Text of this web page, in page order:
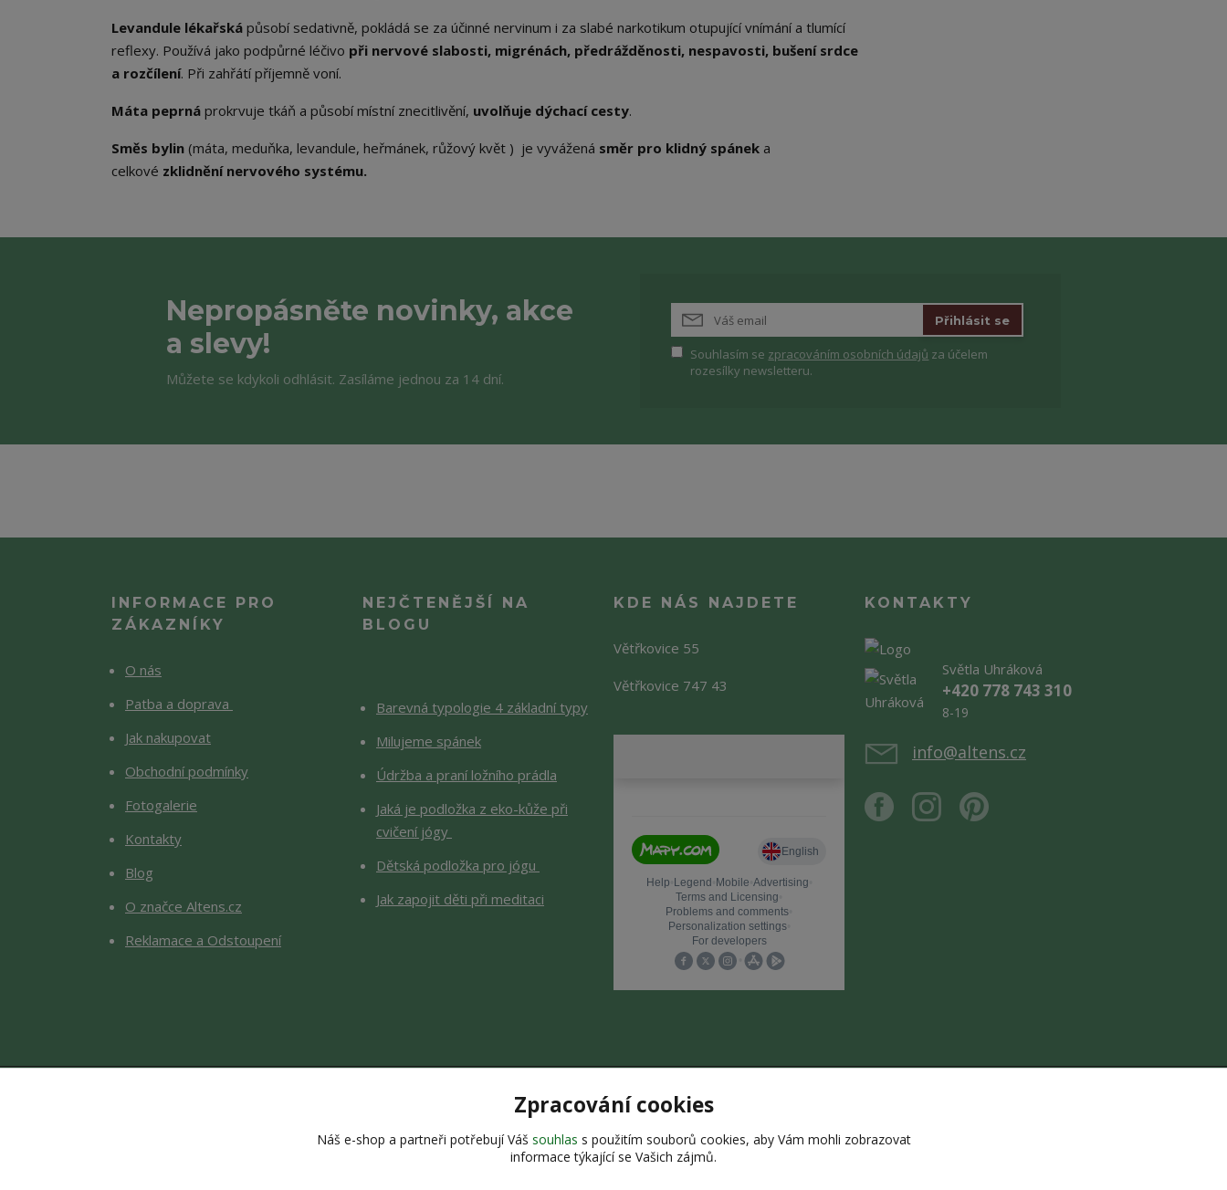
Levandule lékařská působí sedativně, pokládá se za účinné nervinum i za slabé narkotikum otupující vnímání a tlumící
reflexy. Používá jako podpůrné léčivo při nervové slabosti, migrénách, předrážděnosti, nespavosti, bušení srdce
a rozčílení. Při zahřátí příjemně voní.
Máta peprná prokrvuje tkáň a působí místní znecitlivění, uvolňuje dýchací cesty.
Směs bylin (máta, meduňka, levandule, heřmánek, růžový květ ) je vyvážená směr pro klidný spánek a
celkové zklidnění nervového systému.
Nepropásněte novinky, akce
a slevy!
Můžete se kdykoli odhlásit. Zasíláme jednou za 14 dní.
Přihlásit se
Souhlasím se zpracováním osobních údajů za účelem
rozesílky newsletteru.
INFORMACE PRO
ZÁKAZNÍKY
O nás
Patba a doprava
Jak nakupovat
Obchodní podmínky
Fotogalerie
Kontakty
Blog
O značce Altens.cz
Reklamace a Odstoupení
NEJČTENĚJŠÍ NA
BLOGU
Barevná typologie 4 základní typy
Milujeme spánek
Údržba a praní ložního prádla
Jaká je podložka z eko-kůže při
cvičení jógy
Dětská podložka pro jógu
Jak zapojit děti při meditaci
KDE NÁS NAJDETE
Větřkovice 55
Větřkovice 747 43
KONTAKTY
Světla Uhráková
+420 778 743 310
8-19
info@altens.cz
Upravit sběr cookies.
Copyright © 2026 Altens.cz. Obsah stránek je chráněn autorským zákonem. Jakékoli užití obsahu bez souhlasu autora je zakázáno.
Zpracování cookies
Náš e-shop a partneři potřebují Váš souhlas s použitím souborů cookies, aby Vám mohli zobrazovat
informace týkající se Vašich zájmů.